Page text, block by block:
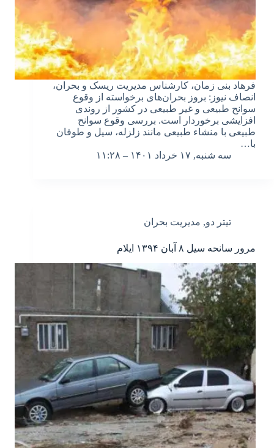
فرهاد بنی زمان، کارشناس مدیریت ریسک و بحران،
انصاف نیوز: بروز بحران‌های برخواسته از وقوع
سوانح طبیعی و غیر طبیعی در کشور از روندی
افزایشی برخوردار است. بررسی وقوع سوانح
طبیعی با منشاء طبیعی مانند زلزله، سیل و طوفان
با…
سه شنبه, ۱۷ خرداد ۱۴۰۱ – ۱۱:۲۸
تیتر دو, مدیریت بحران
مرور سانحه سیل ۸ آبان ۱۳۹۴ ایلام